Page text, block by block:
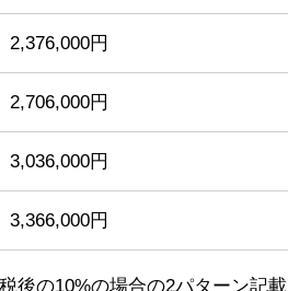
2,376,000円
2,706,000円
3,036,000円
3,366,000円
後の10%の場合の2パターン記載